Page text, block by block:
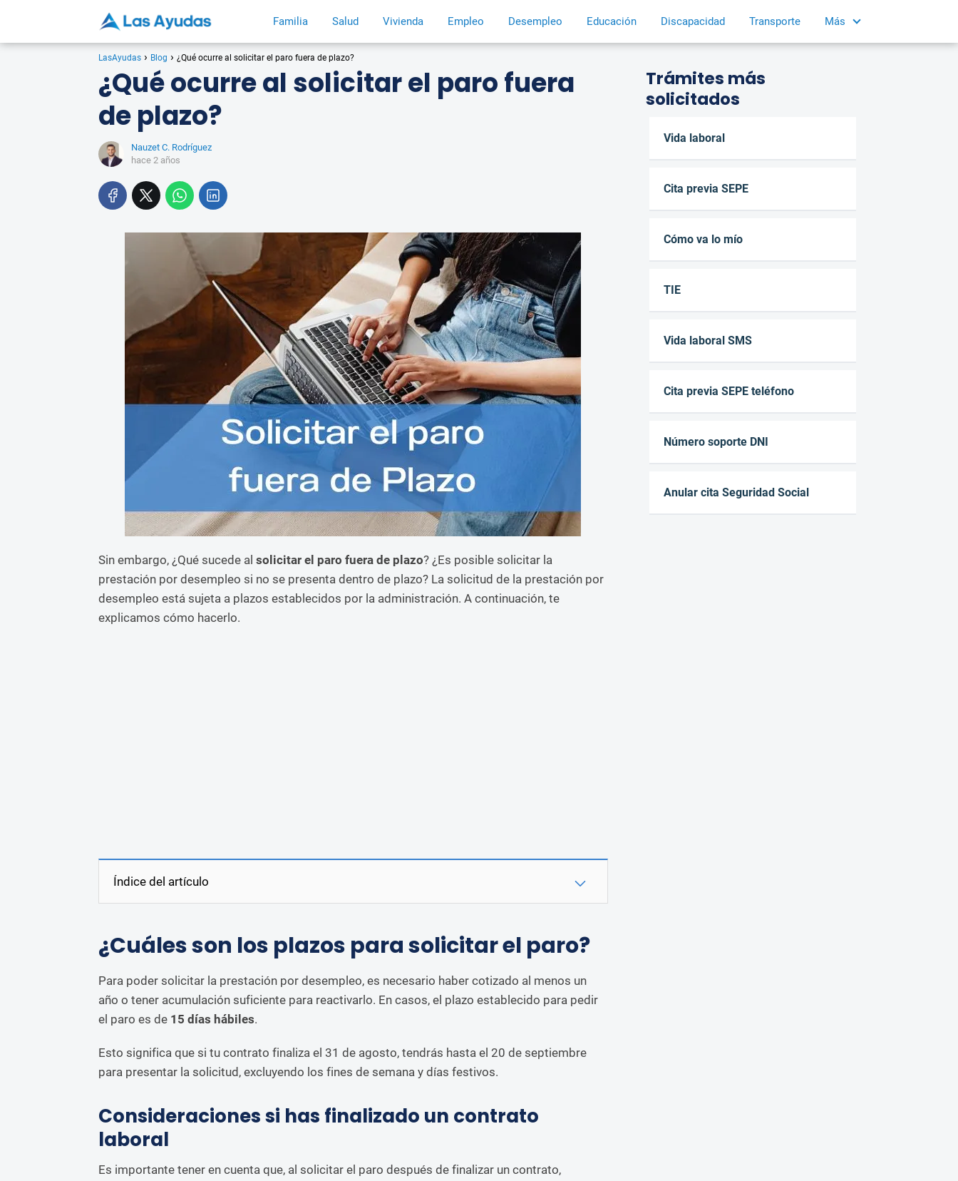
Familia Salud Vivienda Empleo Desempleo Educación Discapacidad Transporte Más
LasAyudas Blog ¿Qué ocurre al solicitar el paro fuera de plazo?
¿Qué ocurre al solicitar el paro fuera
de plazo?
Nauzet C. Rodríguez
hace 2 años
Sin embargo, ¿Qué sucede al solicitar el paro fuera de plazo? ¿Es posible solicitar la
prestación por desempleo si no se presenta dentro de plazo? La solicitud de la prestación por
desempleo está sujeta a plazos establecidos por la administración. A continuación, te
explicamos cómo hacerlo.
Índice del artículo
¿Cuáles son los plazos para solicitar el paro?
Para poder solicitar la prestación por desempleo, es necesario haber cotizado al menos un
año o tener acumulación suficiente para reactivarlo. En casos, el plazo establecido para pedir
el paro es de 15 días hábiles.
Esto significa que si tu contrato finaliza el 31 de agosto, tendrás hasta el 20 de septiembre
para presentar la solicitud, excluyendo los fines de semana y días festivos.
Consideraciones si has finalizado un contrato
laboral
Es importante tener en cuenta que, al solicitar el paro después de finalizar un contrato,
Trámites más
solicitados
Vida laboral
Cita previa SEPE
Cómo va lo mío
TIE
Vida laboral SMS
Cita previa SEPE teléfono
Número soporte DNI
Anular cita Seguridad Social